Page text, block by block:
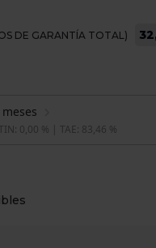
DE GARANTÍA TOTAL)